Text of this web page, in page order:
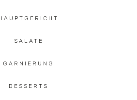
SALATE
GARNIERUNG
DESSERTS